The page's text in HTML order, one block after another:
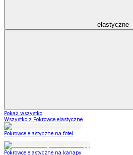
elastyczne
Pokaż wszystko
Wszystko z Pokrowce elastyczne
Pokrowce elastyczne na fotel
Pokrowce elastyczne na kanapy